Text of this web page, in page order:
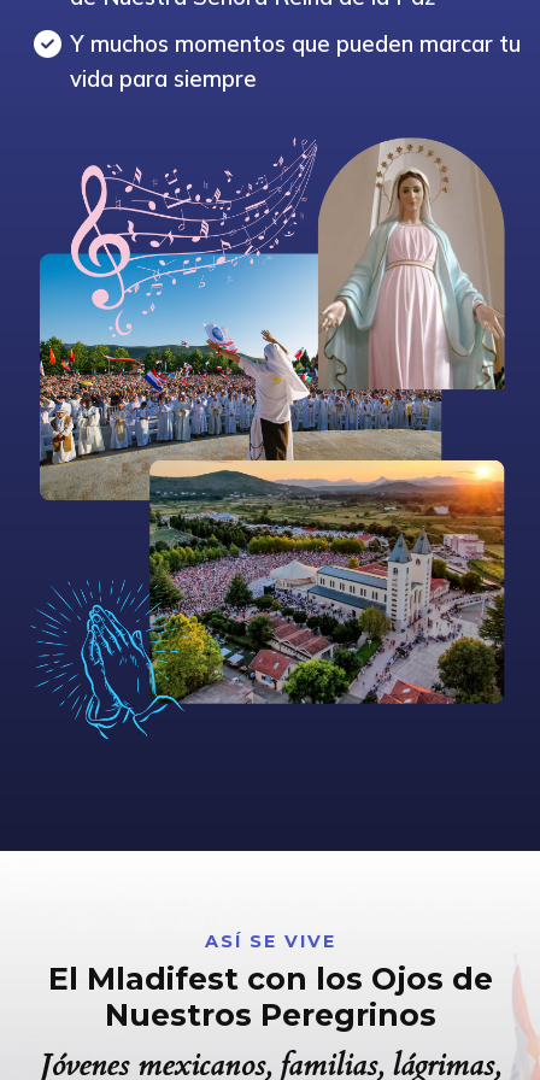
Y muchos momentos que pueden marcar tu
vida para siempre
ASÍ SE VIVE
El Mladifest con los Ojos de
Nuestros Peregrinos
Jóvenes mexicanos, familias, lágrimas,